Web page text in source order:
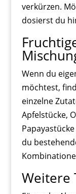
verkürzen.
dosierst du
Wenn du
möchtest,
einzelne
Apfelstücke,
du
Weitere